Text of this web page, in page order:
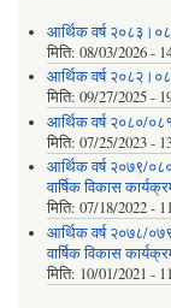
आर्थिक वर्ष
मिति: 08/03/2026 -
आर्थिक वर्ष
मिति: 09/27/2025 -
आर्थिक वर्ष २०८०/०८१
मिति: 07/25/2023 -
आर्थिक वर्ष २०७९/
वार्षिक विकास
मिति: 07/18/2022 -
आर्थिक वर्ष २०७८/
वार्षिक विकास
मिति: 10/01/2021 -